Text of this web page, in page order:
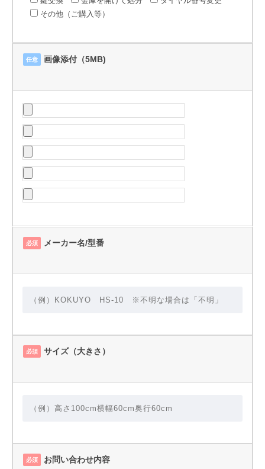
その他（ご購入等）
任意 画像添付（5MB)
必須 メーカー名/型番
必須 サイズ（大きさ）
必須 お問い合わせ内容